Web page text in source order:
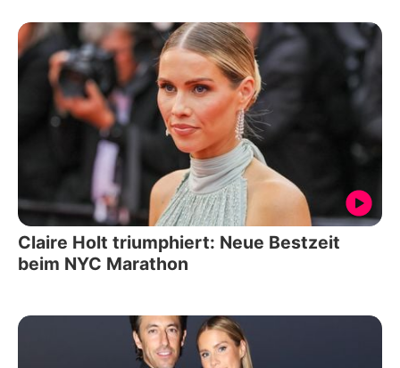
Claire Holt triumphiert: Neue Bestzeit
beim NYC Marathon